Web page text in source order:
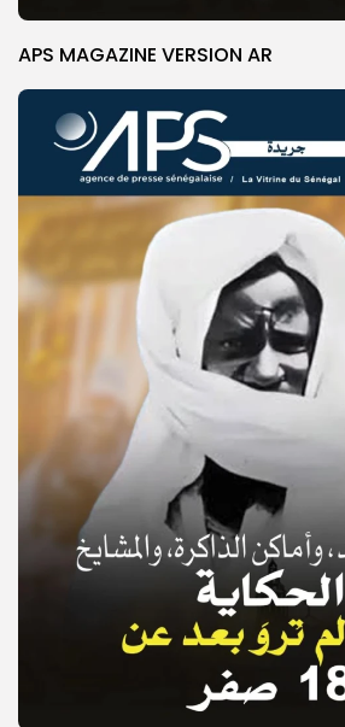
© Copyright 2025, APS
APS MAGAZINE VERSION AR